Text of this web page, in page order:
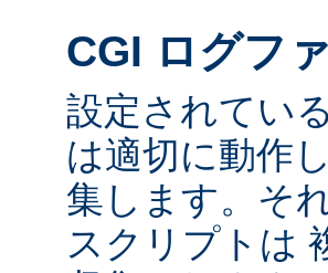
CGI ログフ
設定されてい
は適切に動作
集します。そ
スクリプトは